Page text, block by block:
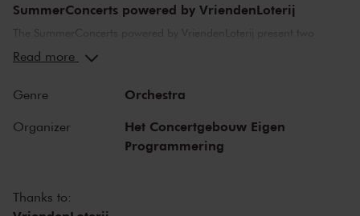
SummerConcerts powered by VriendenLoterij
The SummerConcerts powered by VriendenLoterij present two
months of wonderful concerts, from classical to jazz and from pop
well as tributes to Broadway and John Williams! And in our
beautiful restaurant LIER you can enjoy dinner before the concert.
Read more
Genre Orchestra
Organizer
Het Concertgebouw Eigen
Programmering
Thanks to: